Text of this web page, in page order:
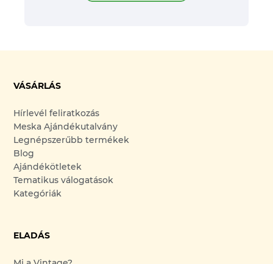
VÁSÁRLÁS
Hírlevél feliratkozás
Meska Ajándékutalvány
Legnépszerűbb termékek
Blog
Ajándékötletek
Tematikus válogatások
Kategóriák
ELADÁS